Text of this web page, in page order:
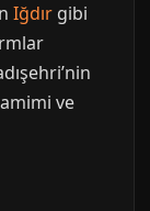
Iğdır gibi
ve